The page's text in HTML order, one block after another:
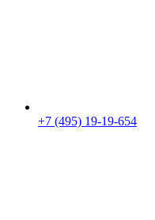
+7 (495) 19-19-654